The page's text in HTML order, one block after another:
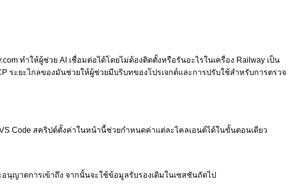
ทำให้ผู้ช่วย AI เชื่อมต่อได้โดยไม่ต้องติดตั้งหรือรันอะไรในเครื่อง Railway เป็น
ะยะไกลของมันช่วยให้ผู้ช่วยมีบริบทของโปรเจกต์และการปรับใช้สำหรับการตรวจ
VS Code สคริปต์ตั้งค่าในหน้านี้ช่วยกำหนดค่าแต่ละไคลเอนต์ได้ในขั้นตอนเดียว
อนุญาตการเข้าถึง จากนั้นจะใช้ข้อมูลรับรองเดิมในเซสชันถัดไป